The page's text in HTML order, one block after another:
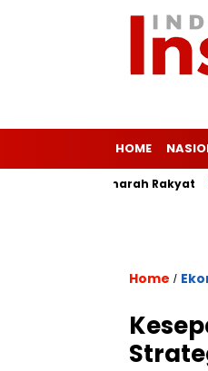
HOME
Picu Amarah Rakyat
Home /